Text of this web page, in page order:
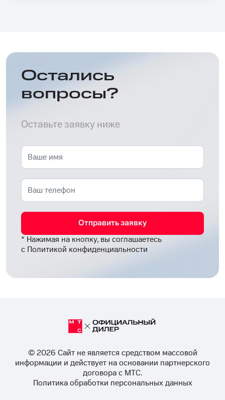
Остались
вопросы?
Оставьте заявку ниже
Отправить заявку
* Нажимая на кнопку, вы соглашаетесь
с Политикой конфиденциальности
© 2026 Cайт не является средством массовой
информации и действует на основании партнерского
договора с МТС.
Политика обработки персональных данных